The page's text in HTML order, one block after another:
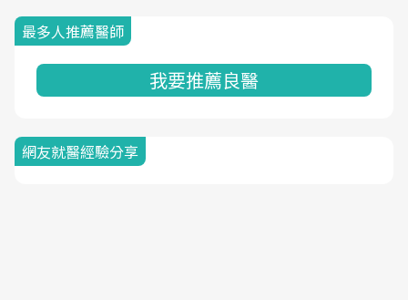
最多人推薦醫師
我要推薦良醫
網友就醫經驗分享